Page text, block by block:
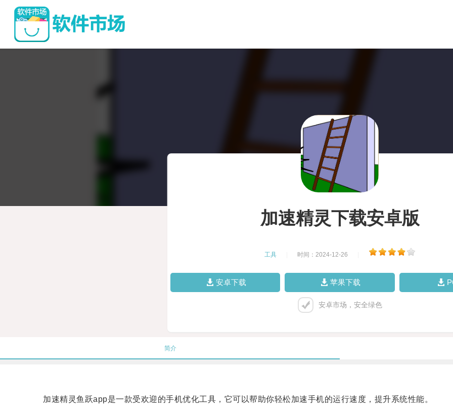
加速精灵下载安卓版
工具 时间：2024-12-26
安卓下载 苹果下载
安卓市场，安全绿色
简介
加速精灵鱼跃app是一款受欢迎的手机优化工具，它可以帮助你轻松加速手机的运行速度，提升系统性能。